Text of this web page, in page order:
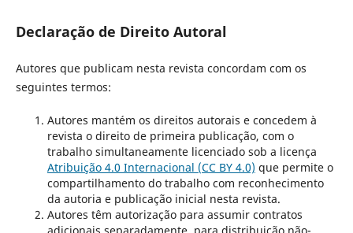
Declaração de Direito Autoral
Autores que publicam nesta revista concordam com os
seguintes termos:
Autores mantém os direitos autorais e concedem à
revista o direito de primeira publicação, com o
trabalho simultaneamente licenciado sob a licença
Atribuição 4.0 Internacional (CC BY 4.0) que permite o
compartilhamento do trabalho com reconhecimento
da autoria e publicação inicial nesta revista.
Autores têm autorização para assumir contratos